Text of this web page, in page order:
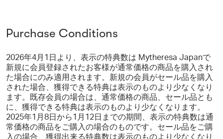
Purchase Conditions
2026年4月1日より、表示の特典数は Mytheresa Japanで
新規に会員登録されたお客様が通常価格の商品を購入され
た場合にのみ適用されます。新規の会員がセール品を購入
された場合、獲得できる特典は表示のものより少なくなり
ます。既存会員の場合は、通常価格の商品、セール品とも
に、獲得できる特典は表示のものより少なくなります。
2025年1月8日から1月12日までの期間、表示の特典数は通
常価格の商品をご購入の場合のものです。セール品をご購
入の場合、獲得出来る特典数は表示のものより少なくなり